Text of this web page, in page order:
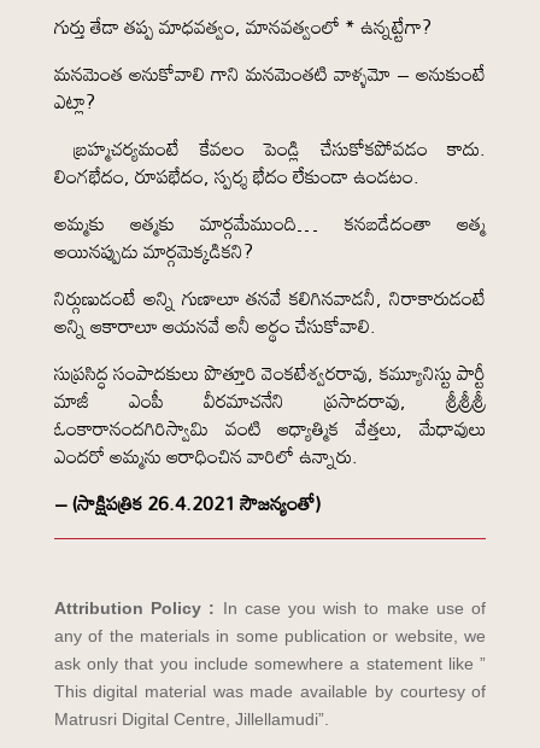
గుర్తు తేడా తప్ప మాధవత్వం, మానవత్వంలో * ఉన్నట్టేగా?
మనమెంత అనుకోవాలి గాని మనమెంతటి వాళ్ళమో – అనుకుంటే
ఎట్లా?
బ్రహ్మచర్యమంటే కేవలం పెండ్లి చేసుకోకపోవడం కాదు.
లింగభేదం, రూపభేదం, స్పర్శ భేదం లేకుండా ఉండటం.
అమ్మకు ఆత్మకు మార్గమేముంది… కనబడేదంతా ఆత్మ
అయినప్పుడు మార్గమెక్కడికని?
నిర్గుణుడంటే అన్ని గుణాలూ తనవే కలిగినవాడనీ, నిరాకారుడంటే
అన్ని ఆకారాలూ ఆయనవే అనీ అర్థం చేసుకోవాలి.
సుప్రసిద్ధ సంపాదకులు పొత్తూరి వెంకటేశ్వరరావు, కమ్యూనిస్టు పార్టీ
మాజీ ఎంపీ వీరమాచనేని ప్రసాదరావు, శ్రీశ్రీశ్రీ
ఓంకారానందగిరిస్వామి వంటి ఆధ్యాత్మిక వేత్తలు, మేధావులు
ఎందరో అమ్మను ఆరాధించిన వారిలో ఉన్నారు.
– (సాక్షిపత్రిక 26.4.2021 సౌజన్యంతో)
Attribution Policy : In case you wish to make use of
any of the materials in some publication or website, we
ask only that you include somewhere a statement like ”
This digital material was made available by courtesy of
Matrusri Digital Centre, Jillellamudi”.